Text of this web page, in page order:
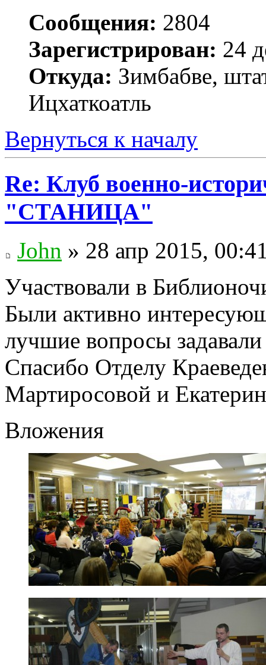
Сообщения: 2804
Зарегистрирован: 24
Откуда: Зимбабве,
Ицхаткоатль
Вернуться к началу
Re: Клуб военно-
"СТАНИЦА"
John » 28 апр 2015,
Участвовали в
Были активно
лучшие вопросы
Спасибо Отделу
Мартиросовой и
Вложения